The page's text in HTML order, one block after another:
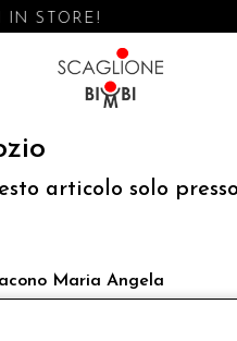
STORE!
articolo solo
Maria Angela
Ischia